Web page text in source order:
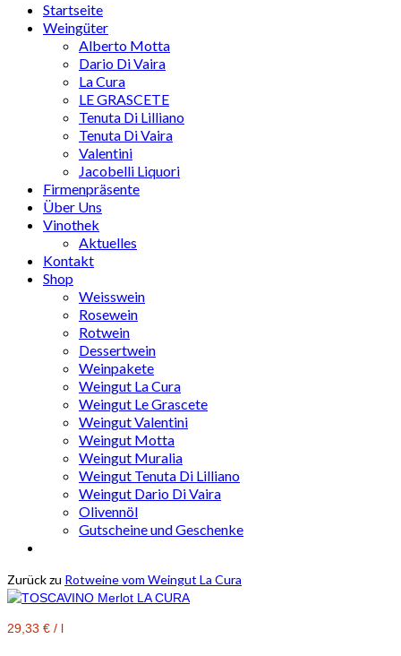
Startseite
Weingüter
Alberto Motta
Dario Di Vaira
La Cura
LE GRASCETE
Tenuta Di Lilliano
Tenuta Di Vaira
Valentini
Jacobelli Liquori
Firmenpräsente
Über Uns
Vinothek
Aktuelles
Kontakt
Shop
Weisswein
Rosewein
Rotwein
Dessertwein
Weinpakete
Weingut La Cura
Weingut Le Grascete
Weingut Valentini
Weingut Motta
Weingut Muralia
Weingut Tenuta Di Lilliano
Weingut Dario Di Vaira
Olivennöl
Gutscheine und Geschenke
Zurück zu Rotweine vom Weingut La Cura
29,33 € / l